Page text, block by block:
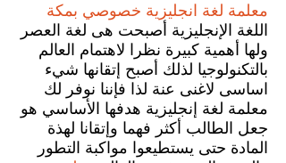
معلمة لغة انجليزية خصوصي بمكة
اللغة الإنجليزية أصبحت هى لغة العصر
ولها أهمية كبيرة نظرا لاهتمام العالم
بالتكنولوجيا لذلك أصبح إتقانها شيء
اساسى لاغنى عنة لذا فإننا نوفر لك
معلمة لغة إنجليزية هدفها الأساسي هو
جعل الطالب أكثر فهما وإتقانا لهذة
المادة حتى يستطيعوا مواكبة التطور